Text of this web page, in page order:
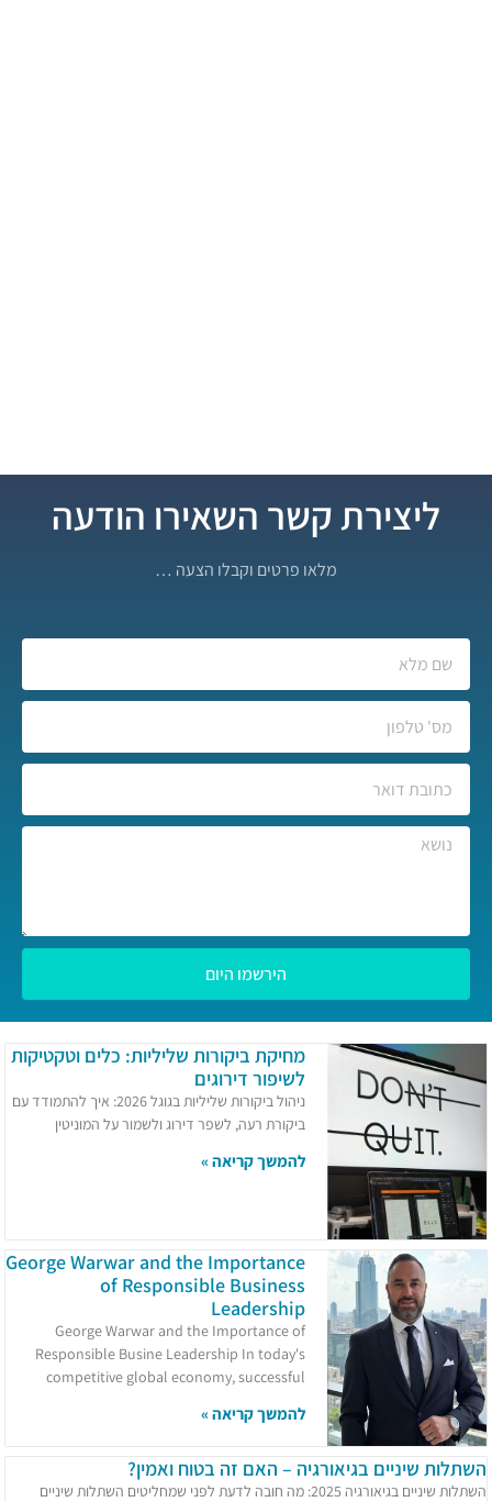
ליצירת קשר השאירו הודעה
מלאו פרטים וקבלו הצעה …
הירשמו היום
מחיקת ביקורות שליליות: כלים וטקטיקות
לשיפור דירוגים
ניהול ביקורות שליליות בגוגל 2026: איך להתמודד עם
ביקורת רעה, לשפר דירוג ולשמור על המוניטין
להמשך קריאה »
George Warwar and the Importance
of Responsible Business
Leadership
George Warwar and the Importance of
Responsible Busine Leadership In today's
competitive global economy, successful
להמשך קריאה »
השתלות שיניים בגיאורגיה – האם זה בטוח ואמין?
השתלות שיניים בגיאורגיה 2025: מה חובה לדעת לפני שמחליטים השתלות שיניים